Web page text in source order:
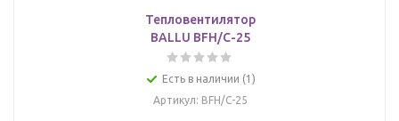
Тепловентилятор
BALLU BFH/C-25
Есть в наличии (1)
Артикул: BFH/C-25